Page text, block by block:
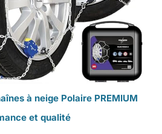
à neige Polaire PREMIUM
et qualité